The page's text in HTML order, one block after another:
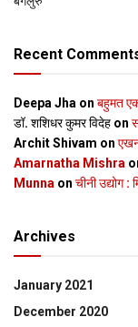
Recent
Deepa Jha on बहुमत
डॉ. शशिधर कुमर विदेह on
Archit Shivam on
Amarnatha Mishra
Munna on चीनी उद्योग
Archives
January 2021
December 2020